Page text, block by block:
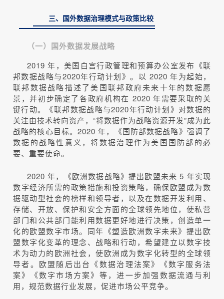
三、国外数据治理模式与政策比较
（一）国外数据发展战略
2019 年，美国白宫行政管理和预算办公室发布《联
邦数据战略与2020年行动计划》。以 2020 年为起始，
联邦数据战略描述了美国联邦政府未来十年的数据愿
景，并初步确定了各政府机构在 2020 年需要采取的关
键行动。《联邦数据战略与2020年行动计划》对数据的
关注由技术转向资产，“将数据作为战略资源开发”成为此
战略的核心目标。2020 年，《国防部数据战略》强调了
数据的战略性意义，将数据治理作为美国国防部的必
要、重要使命。
2020 年，《欧洲数据战略》提出欧盟未来 5 年实现
数字经济所需的政策措施和投资策略，确保欧盟成为数
据驱动型社会的榜样和领导者，以及在数据开发利用、
存储、开放、保护和安全方面的全球领先地位，使私营
部门和公共部门能利用数据更好地进行决策，创造单一
化的欧盟数字市场。同年《塑造欧洲数字未来》提出欧
盟数字化变革的理念、战略和行动，希望建立以数字技
术为动力的欧洲社会，使欧洲成为数字化转型的全球领
导者。欧盟随后出台《数据治理法案》《数字服务法
案》《数字市场方案》等，进一步加强数据流通与利
用，规范数据行业发展，促进市场公平竞争。